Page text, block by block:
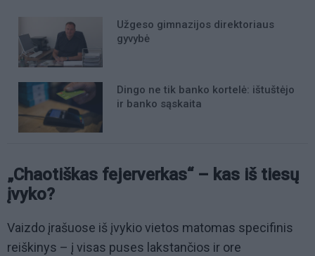
Užgeso gimnazijos direktoriaus
gyvybė
Dingo ne tik banko kortelė: ištuštėjo
ir banko sąskaita
„Chaotiškas fejerverkas“ – kas iš tiesų
įvyko?
Vaizdo įrašuose iš įvykio vietos matomas specifinis
reiškinys – į visas puses lakstančios ir ore